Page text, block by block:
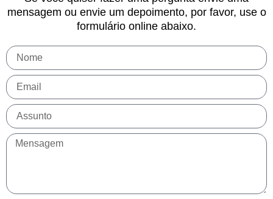
mensagem ou envie um depoimento, por favor, use o
formulário online abaixo.